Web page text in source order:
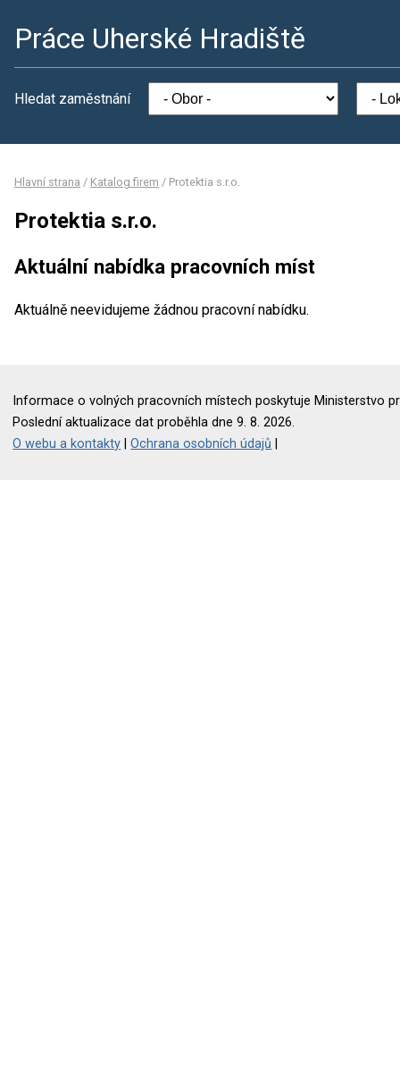
Práce Uherské Hradiště
Hledat zaměstnání
Hlavní strana / Katalog firem / Protektia s.r.o.
Protektia s.r.o.
Aktuální nabídka pracovních míst
Aktuálně neevidujeme žádnou pracovní nabídku.
Informace o volných pracovních místech poskytuje Ministerstvo
Poslední aktualizace dat proběhla dne 9. 8. 2026.
O webu a kontakty |Ochrana osobních údajů